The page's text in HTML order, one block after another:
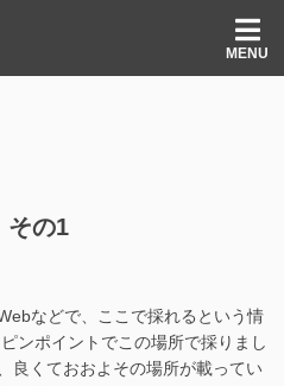
MENU
その1
などで、ここで採れるという情
ンポイントでこの場所で採りまし
良くておおよその場所が載ってい